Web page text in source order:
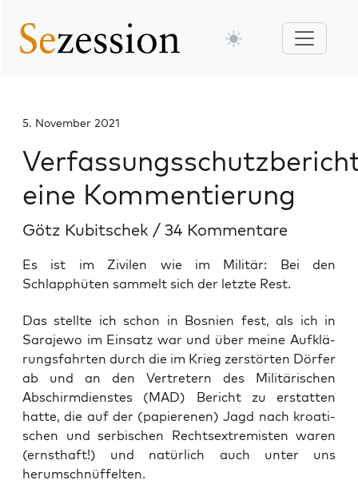
5. November 2021
eine Kommentierung
Götz Kubitschek / 34 Kommentare
Es ist im Zivilen wie im Militär: Bei den
Schlapphüten sammelt sich der letzte Rest.
Das stell­te ich schon in Bos­ni­en fest, als ich in
Sara­je­wo im Ein­satz war und über mei­ne Auf­klä­
rungs­fahr­ten durch die im Krieg zer­stör­ten Dör­fer
ab und an den Ver­tre­tern des Mili­tä­ri­schen
Abschirm­diens­tes (MAD) Bericht zu erstat­ten
hat­te, die auf der (papie­re­nen) Jagd nach kroa­ti­
schen und ser­bi­schen Rechts­extre­mis­ten waren
(ernst­haft!) und natür­lich auch unter uns
herumschnüffelten.